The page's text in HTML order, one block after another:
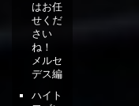
はお任
せくだ
さい
ね！
メルセ
デス編
ハイト